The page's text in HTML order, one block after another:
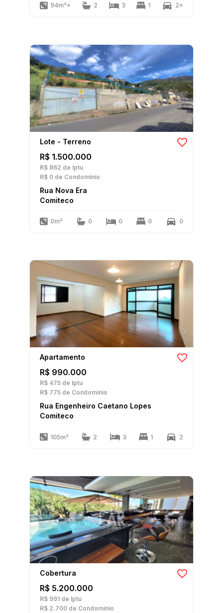
94m²+ 2 3 1 2+
Lote - Terreno
R$ 1.500.000
R$ 862 de Iptu
R$ 0 de Condomínio
Rua Nova Era
Comiteco
0m² 0 0 0 0
Apartamento
R$ 990.000
R$ 475 de Iptu
R$ 775 de Condomínio
Rua Engenheiro Caetano Lopes
Comiteco
105m² 2 3 1 2
Cobertura
R$ 5.200.000
R$ 991 de Iptu
R$ 2.700 de Condomínio